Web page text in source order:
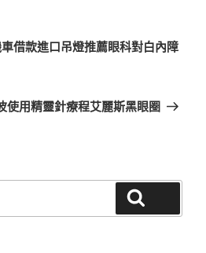
借款進口吊燈推薦眼科對白內障
使用精靈針療程艾麗斯黑眼圈